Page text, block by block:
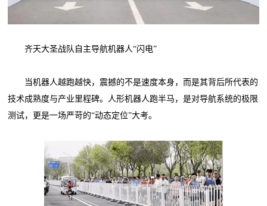
齐天大圣战队自主导航机器人“闪电”
当机器人越跑越快，震撼的不是速度本身，而是其背后所代表的
技术成熟度与产业里程碑。人形机器人跑半马，是对导航系统的极限
测试，更是一场严苛的“动态定位”大考。